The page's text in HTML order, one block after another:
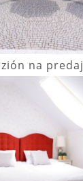
na predaj